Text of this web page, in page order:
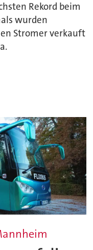
Rekord beim
wurden
Stromer verkauft